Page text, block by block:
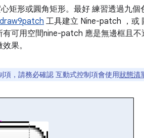
矩形或圓角矩形。最好 練習透過九
draw9patch 工具建立 Nine-patch ，或
可用空間nine-patch 應是無邊框且
果。
項，請務必確認 互動式控制項會使用狀態清